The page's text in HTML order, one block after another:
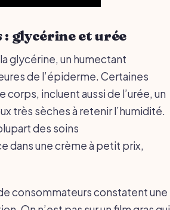
glycérine et urée
glycérine, un humectant
de l’épiderme. Certaines
incluent aussi de l’urée, un
très sèches à retenir l’humidité.
des soins
dans une crème à petit prix,
consommateurs constatent une